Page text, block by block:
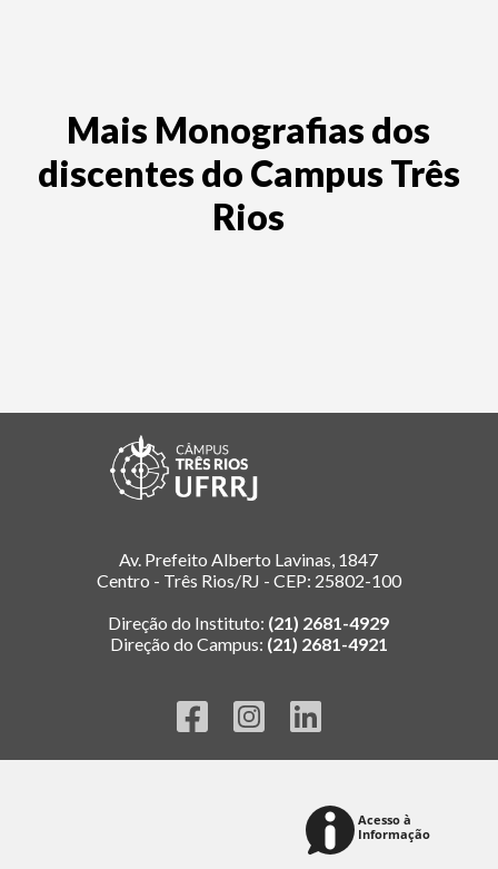
Mais Monografias dos
discentes do Campus Três
Rios
Av. Prefeito Alberto Lavinas, 1847
Centro - Três Rios/RJ - CEP: 25802-100
Direção do Instituto: (21) 2681-4929
Direção do Campus: (21) 2681-4921